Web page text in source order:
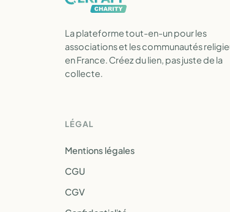
La plateforme tout-en-un pour les
associations et les communautés
en France. Créez du lien, pas juste de la
collecte.
LÉGAL
Mentions légales
CGU
CGV